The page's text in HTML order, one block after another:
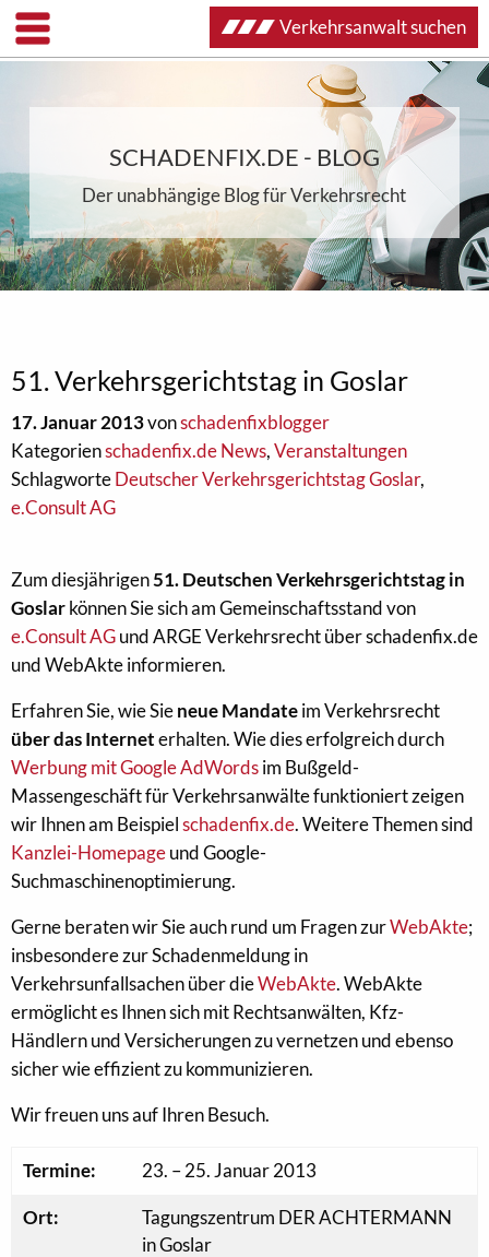
SCHADENFIX.DE - BLOG
Der unabhängige Blog für Verkehrsrecht
51. Verkehrsgerichtstag in Goslar
17. Januar 2013vonschadenfixblogger
Kategorienschadenfix.de News,Veranstaltungen
SchlagworteDeutscher Verkehrsgerichtstag Goslar,
e.Consult AG
Zum diesjährigen51. Deutschen Verkehrsgerichtstag in
Goslarkönnen Sie sich am Gemeinschaftsstand von
e.Consult AGund ARGE Verkehrsrecht über schadenfix.de
und WebAkte informieren.
Erfahren Sie, wie Sieneue Mandateim Verkehrsrecht
über das Interneterhalten. Wie dies erfolgreich durch
Werbung mit Google AdWordsim Bußgeld-
Massengeschäft für Verkehrsanwälte funktioniert zeigen
wir Ihnen am Beispielschadenfix.de. Weitere Themen sind
Kanzlei-Homepageund Google-
Suchmaschinenoptimierung.
Gerne beraten wir Sie auch rund um Fragen zurWebAkte;
insbesondere zur Schadenmeldung in
Verkehrsunfallsachen über dieWebAkte. WebAkte
ermöglicht es Ihnen sich mit Rechtsanwälten, Kfz-
Händlern und Versicherungen zu vernetzen und ebenso
sicher wie effizient zu kommunizieren.
Wir freuen uns auf Ihren Besuch.
Termine: 23. – 25. Januar 2013
Ort:
Tagungszentrum DER ACHTERMANN
in Goslar
Verkehrsanwalt suchen